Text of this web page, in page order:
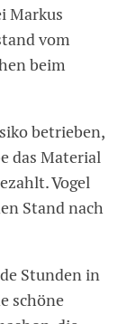
Markus
vom
beim
betrieben,
das Material
Vogel
Stand nach
Stunden in
schöne